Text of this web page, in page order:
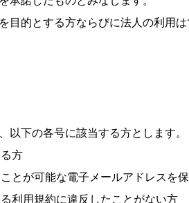
目的とする方ならびに法人の利用は
以下の各号に該当する方とします。
方
とが可能な電子メールアドレスを
利用規約に違反したことがない方